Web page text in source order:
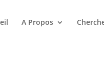
A Propos